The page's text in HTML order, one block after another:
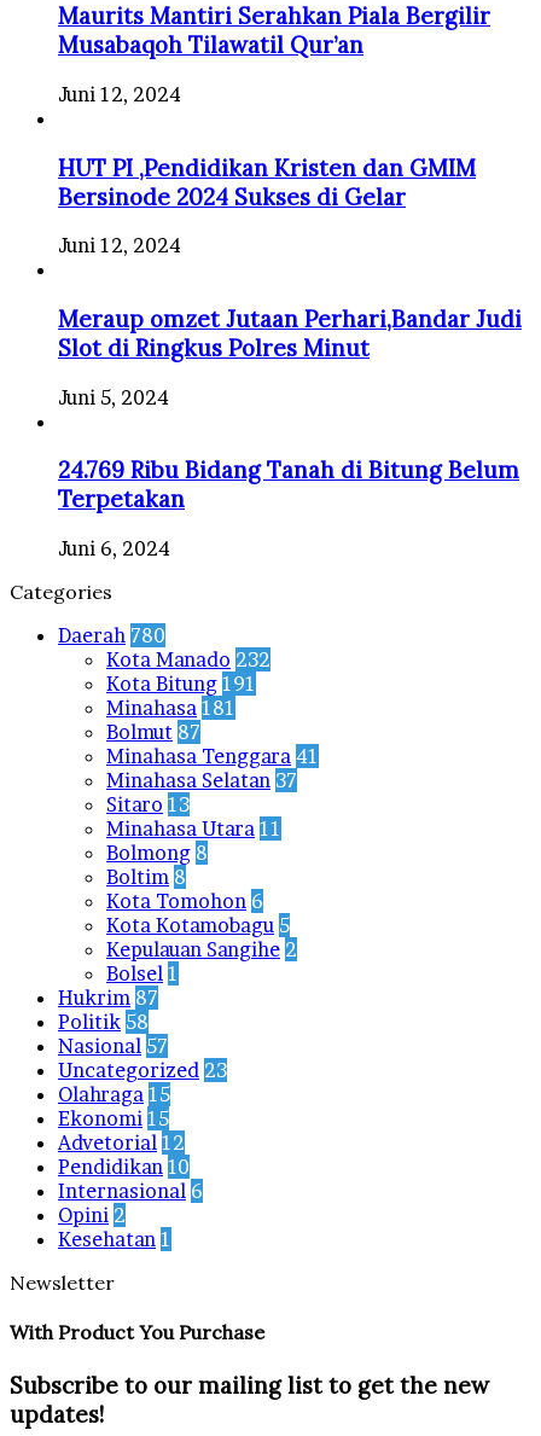
Maurits Mantiri Serahkan Piala Bergilir
Musabaqoh Tilawatil Qur’an
Juni 12, 2024
HUT PI ,Pendidikan Kristen dan GMIM
Bersinode 2024 Sukses di Gelar
Juni 12, 2024
Meraup omzet Jutaan Perhari,Bandar Judi
Slot di Ringkus Polres Minut
Juni 5, 2024
24.769 Ribu Bidang Tanah di Bitung Belum
Terpetakan
Juni 6, 2024
Categories
Daerah 780
Kota Manado 232
Kota Bitung 191
Minahasa 181
Bolmut 87
Minahasa Tenggara 41
Minahasa Selatan 37
Sitaro 13
Minahasa Utara 11
Bolmong 8
Boltim 8
Kota Tomohon 6
Kota Kotamobagu 5
Kepulauan Sangihe 2
Bolsel 1
Hukrim 87
Politik 58
Nasional 57
Uncategorized 23
Olahraga 15
Ekonomi 15
Advetorial 12
Pendidikan 10
Internasional 6
Opini 2
Kesehatan 1
Newsletter
With Product You Purchase
Subscribe to our mailing list to get the new
updates!